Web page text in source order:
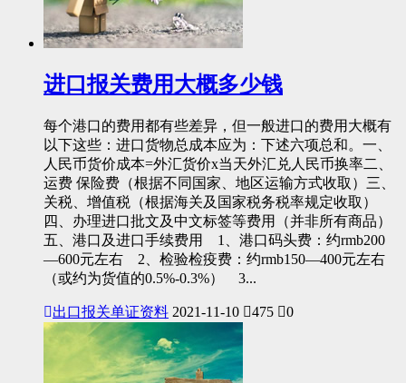
进口报关费用大概多少钱
每个港口的费用都有些差异，但一般进口的费用大概有
以下这些：进口货物总成本应为：下述六项总和。一、
人民币货价成本=外汇货价x当天外汇兑人民币换率二、
运费 保险费（根据不同国家、地区运输方式收取）三、
关税、增值税（根据海关及国家税务税率规定收取）
四、办理进口批文及中文标签等费用（并非所有商品）
五、港口及进口手续费用 1、港口码头费：约rmb200
—600元左右 2、检验检疫费：约rmb150—400元左右
（或约为货值的0.5%-0.3%） 3...
出口报关单证资料 2021-11-10 475 0